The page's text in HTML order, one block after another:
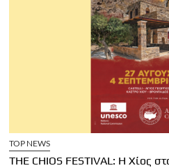
TOP NEWS
THE CHIOS FESTIVAL: Η Χίος